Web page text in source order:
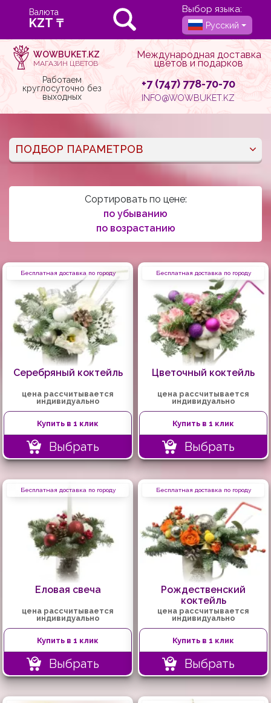
Валюта Выбор языка:
Русский
WOWBUKET.KZ
МАГАЗИН ЦВЕТОВ
Международная доставка
цветов и подарков
Работаем
круглосуточно без
выходных
+7 (747) 778-70-70
INFO@WOWBUKET.KZ
ПОДБОР ПАРАМЕТРОВ
Сортировать по цене:
по убыванию
по возрастанию
Бесплатная доставка по городу
Серебряный коктейль
цена рассчитывается
индивидуально
Купить в 1 клик
Выбрать
Бесплатная доставка по городу
Цветочный коктейль
цена рассчитывается
индивидуально
Купить в 1 клик
Выбрать
Бесплатная доставка по городу
Еловая свеча
цена рассчитывается
индивидуально
Купить в 1 клик
Выбрать
Бесплатная доставка по городу
Рождественский
коктейль
цена рассчитывается
индивидуально
Купить в 1 клик
Выбрать